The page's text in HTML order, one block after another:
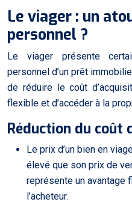
Le viager : un
personnel ?
Le viager présente
personnel d’un prêt
de réduire le coût
flexible et d’accéder à la
Réduction du coût
Le prix d’un bien en
élevé que son prix de
représente un avantage
l’acheteur.